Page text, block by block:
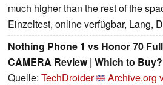
much higher than the rest of the
Einzeltest, online verfügbar, Lang,
Nothing Phone 1 vs Honor 70
CAMERA Review | Which to Buy?
Quelle: TechDroider
Archive.org